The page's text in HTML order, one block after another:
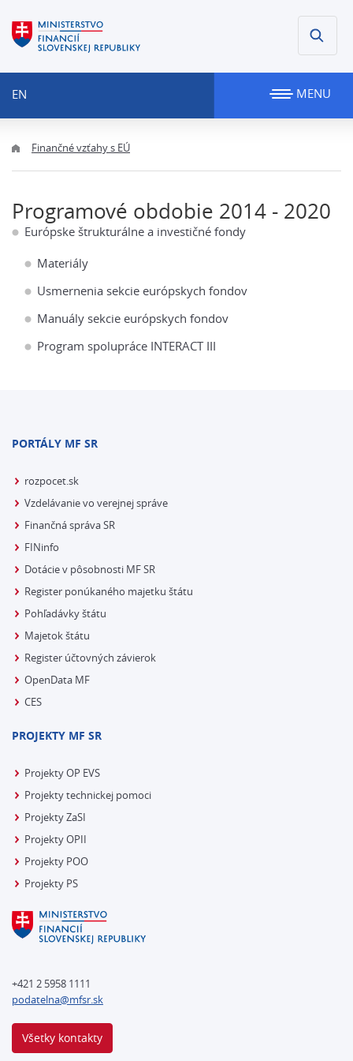
EN MENU
Finančné vzťahy s EÚ
Programové obdobie 2014 - 2020
Európske štrukturálne a investičné fondy
Materiály
Usmernenia sekcie európskych fondov
Manuály sekcie európskych fondov
Program spolupráce INTERACT III
PORTÁLY MF SR
rozpocet.sk
Vzdelávanie vo verejnej správe
Finančná správa SR
FINinfo
Dotácie v pôsobnosti MF SR
Register ponúkaného majetku štátu
Pohľadávky štátu
Majetok štátu
Register účtovných závierok
OpenData MF
CES
PROJEKTY MF SR
Projekty OP EVS
Projekty technickej pomoci
Projekty ZaSI
Projekty OPII
Projekty POO
Projekty PS
+421 2 5958 1111
podatelna@mfsr.sk
Všetky kontakty